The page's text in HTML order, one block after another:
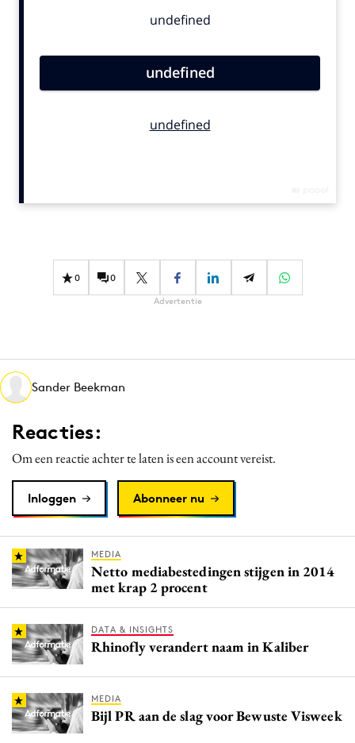
Carriere
Design
Diversiteit
Effectiviteit
Martech
Media
Merkstrategie
Purpose Marketing
Reputatie & crisis
0 0
Advertentie
Sander Beekman
Reacties:
Om een reactie achter te laten is een account vereist.
Inloggen Abonneer nu
MEDIA
Netto mediabestedingen stijgen in 2014
met krap 2 procent
DATA & INSIGHTS
Rhinofly verandert naam in Kaliber
MEDIA
Bijl PR aan de slag voor Bewuste Visweek